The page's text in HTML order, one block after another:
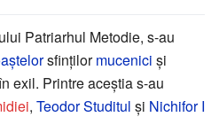
Patriarhul Metodie, s-au
sfințilormucenici și
exil. Printre aceștia s-au
, Teodor Studitul și Nichifor I